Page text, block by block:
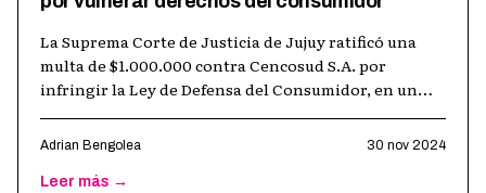
La Suprema Corte de Justicia de Jujuy ratificó una
multa de $1.000.000 contra Cencosud S.A. por
infringir la Ley de Defensa del Consumidor, en un
Adrian Bengolea 30 nov 2024
Leer más →